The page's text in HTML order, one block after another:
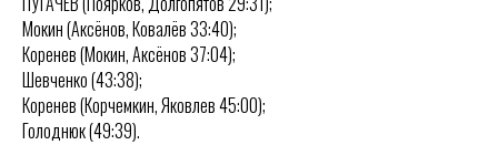
Мокин (Аксёнов, Ковалёв 33:40);
Коренев (Мокин, Аксёнов 37:04);
Шевченко (43:38);
Коренев (Корчемкин, Яковлев 45:00);
Голоднюк (49:39).